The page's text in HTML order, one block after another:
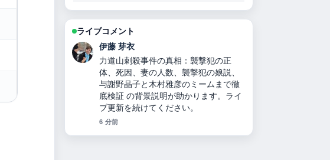
ライブコメント
鈴木 蒼
二千翔（服部二千翔）の実父や年収、
現在の職業は？ の報道は丁寧で、流れ
を追いやすいです。
8 分前